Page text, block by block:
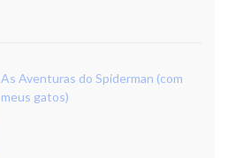
As Aventuras do Spiderman (com
meus gatos)